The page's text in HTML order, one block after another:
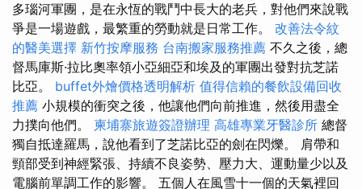
多瑙河軍團，是在永恆的戰鬥中長大的老兵，對他們來說戰
爭是一場遊戲，最繁重的勞動就是日常工作。 改善法令紋
的醫美選擇 新竹按摩服務 台南搬家服務推薦 不久之後，總
督馬庫斯·拉比奧率領小亞細亞和埃及的軍團出發對抗芝諾
比亞。 buffet外燴價格透明解析 值得信賴的餐飲設備回收
推薦 小規模的衝突之後，他讓他們向前推進，然後用盡全
力撲向他們。 柬埔寨旅遊簽證辦理 高雄專業牙醫診所 總督
獨自抵達羅馬，說他看到了芝諾比亞的劍在閃爍。 肩帶和
頸部受到神經緊張、持續不良姿勢、壓力大、運動量少以及
電腦前單調工作的影響。 五個人在風雪十一個的天氣裡回